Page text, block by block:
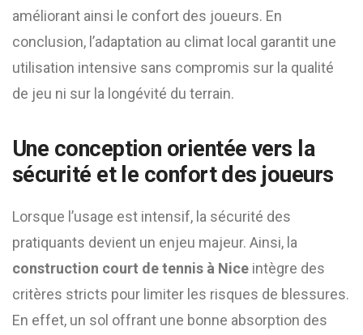
améliorant ainsi le confort des joueurs. En
conclusion, l’adaptation au climat local garantit une
utilisation intensive sans compromis sur la qualité
de jeu ni sur la longévité du terrain.
Une conception orientée vers la
sécurité et le confort des joueurs
Lorsque l’usage est intensif, la sécurité des
pratiquants devient un enjeu majeur. Ainsi, la
construction court de tennis à Nice intègre des
critères stricts pour limiter les risques de blessures.
En effet, un sol offrant une bonne absorption des